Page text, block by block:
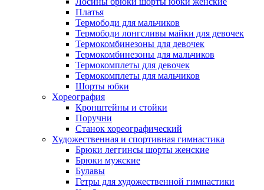
Платья
Термободи для мальчиков
Термободи лонгсливы майки для девочек
Термокомбинезоны для девочек
Термокомбинезоны для мальчиков
Термокомплеты для девочек
Термокомплеты для мальчиков
Шорты юбки
Хореография
Кронштейны и стойки
Поручни
Станок хореографический
Художественная и спортивная гимнастика
Брюки леггинсы шорты женские
Брюки мужские
Булавы
Гетры для художественной гимнастики